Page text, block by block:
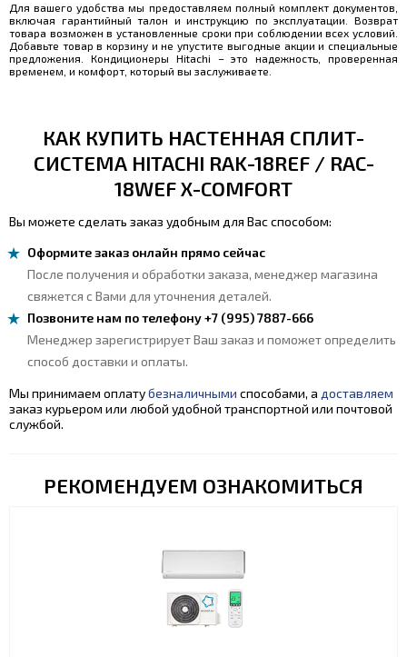
Для вашего удобства мы предоставляем полный комплект документов,
включая гарантийный талон и инструкцию по эксплуатации. Возврат
товара возможен в установленные сроки при соблюдении всех условий.
Добавьте товар в корзину и не упустите выгодные акции и специальные
предложения. Кондиционеры Hitachi – это надежность, проверенная
временем, и комфорт, который вы заслуживаете.
КАК КУПИТЬ НАСТЕННАЯ СПЛИТ-
СИСТЕМА HITACHI RAK-18REF / RAC-
18WEF X-COMFORT
Вы можете сделать заказ удобным для Вас способом:
Оформите заказ онлайн прямо сейчас
После получения и обработки заказа, менеджер магазина
свяжется с Вами для уточнения деталей.
Позвоните нам по телефону +7 (995) 7887-666
Менеджер зарегистрирует Ваш заказ и поможет определить
способ доставки и оплаты.
Мы принимаем оплатубезналичными способами, а доставляем
заказ курьером или любой удобной транспортной или почтовой
службой.
РЕКОМЕНДУЕМ ОЗНАКОМИТЬСЯ